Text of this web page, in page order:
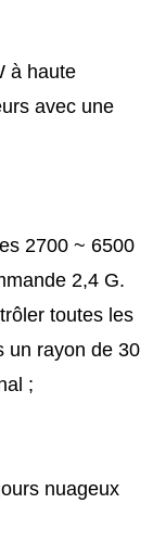
à haute
avec une
2700 ~ 6500
2,4 G.
toutes les
un rayon de 30
;
nuageux